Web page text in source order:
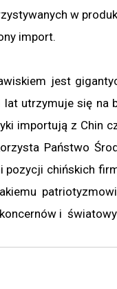
w
import.
jest
utrzymuje się na
importują z Chin
Państwo
pozycji chińskich
i